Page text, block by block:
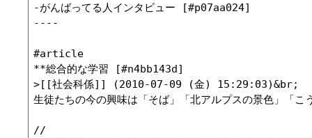
-がんばってる人インタビュー [#p07aa024]
----
#article
**総合的な学習 [#n4bb143d]
>[[社会科係]] (2010-07-09 (金) 15:29:03)&br;
生徒たちの今の興味は「そば」「北アルプスの景色」「
//